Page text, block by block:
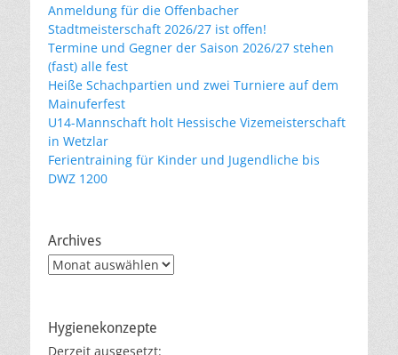
Anmeldung für die Offenbacher
Stadtmeisterschaft 2026/27 ist offen!
Termine und Gegner der Saison 2026/27 stehen
(fast) alle fest
Heiße Schachpartien und zwei Turniere auf dem
Mainuferfest
U14-Mannschaft holt Hessische Vizemeisterschaft
in Wetzlar
Ferientraining für Kinder und Jugendliche bis
DWZ 1200
Archives
Archives
Hygienekonzepte
Derzeit ausgesetzt: